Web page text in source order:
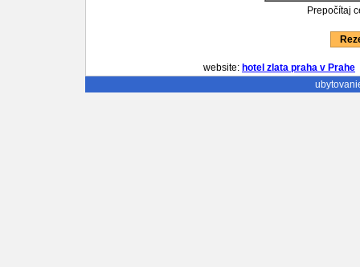
Prepočítaj
website: hotel zlata praha v Prahe